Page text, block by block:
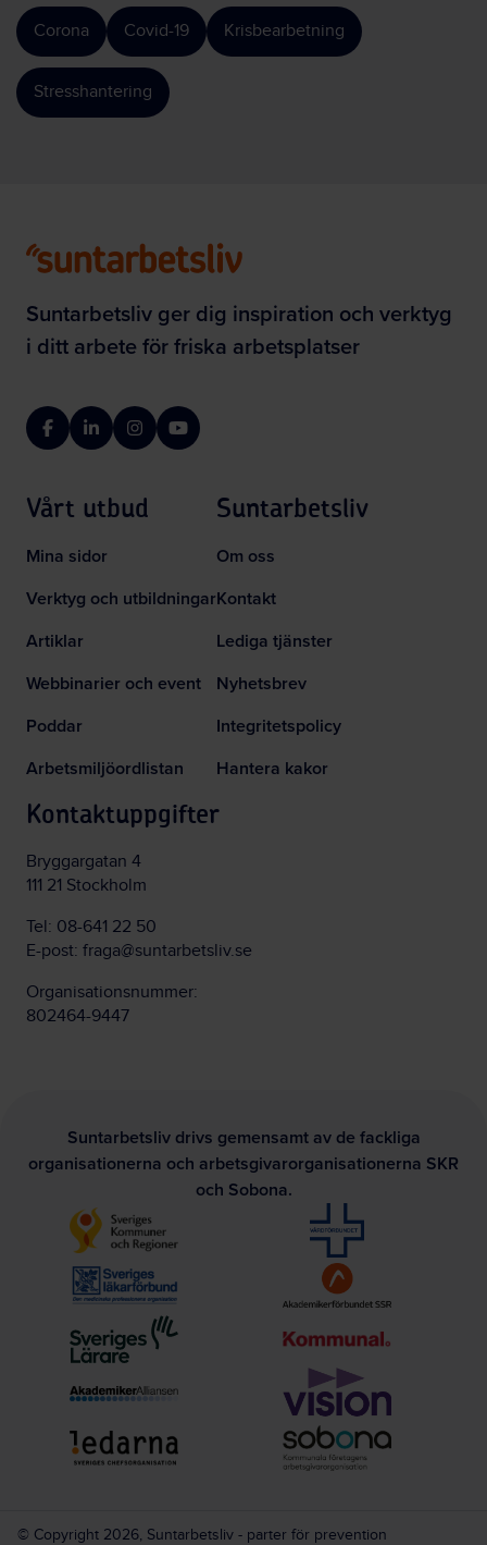
Corona Covid-19 Krisbearbetning
Stresshantering
Suntarbetsliv ger dig inspiration och verktyg
i ditt arbete för friska arbetsplatser
FacebookLinkedInInstagramYouTube
Vårt utbud
Mina sidor
Verktyg och utbildningar
Artiklar
Webbinarier och event
Poddar
Arbetsmiljöordlistan
Suntarbetsliv
Om oss
Kontakt
Lediga tjänster
Nyhetsbrev
Integritetspolicy
Hantera kakor
Kontaktuppgifter
Bryggargatan 4
111 21 Stockholm
Tel: 08-641 22 50
E-post: fraga@suntarbetsliv.se
Organisationsnummer:
802464-9447
Suntarbetsliv drivs gemensamt av de fackliga
organisationerna och arbetsgivarorganisationerna SKR
och Sobona.
© Copyright 2026, Suntarbetsliv - parter för prevention